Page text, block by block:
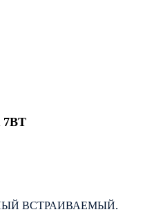
7ВТ
ВСТРАИВАЕМЫЙ.